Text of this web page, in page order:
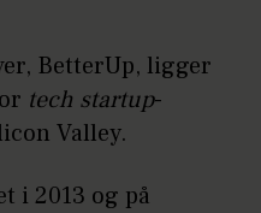
BetterUp, ligger
tech startup-
Valley.
i 2013 og på